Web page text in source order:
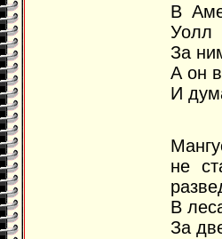
В
Уолл
За
А он
И
не
В
За